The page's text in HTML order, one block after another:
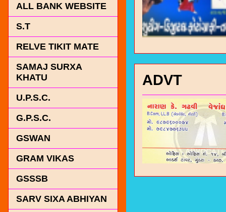
ADVT
ALL BANK WEBSITE
S.T
RELVE TIKIT MATE
SAMAJ SURXA
KHATU
U.P.S.C.
G.P.S.C.
GSWAN
GRAM VIKAS
GSSSB
SARV SIXA ABHIYAN